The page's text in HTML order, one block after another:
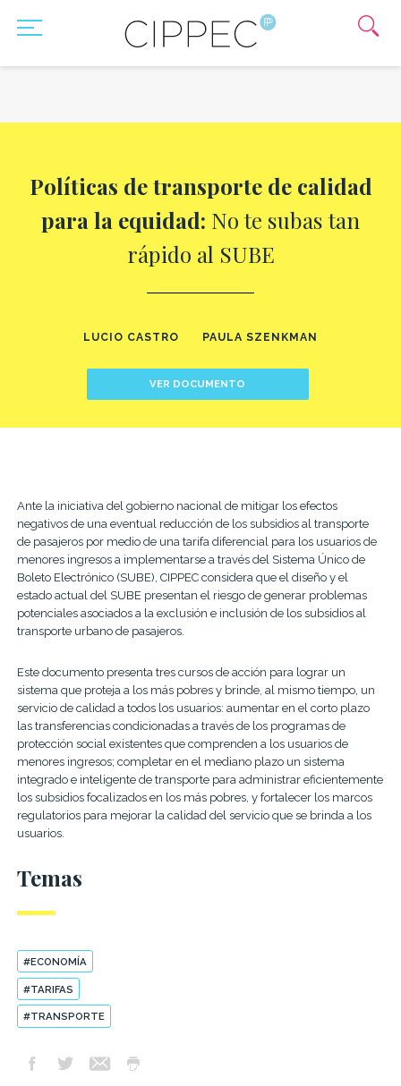
Políticas de transporte de calidad
para la equidad: No te subas tan
rápido al SUBE
LUCIO CASTRO PAULA SZENKMAN
VER DOCUMENTO
Ante la iniciativa del gobierno nacional de mitigar los efectos
negativos de una eventual reducción de los subsidios al transporte
de pasajeros por medio de una tarifa diferencial para los usuarios de
menores ingresos a implementarse a través del Sistema Único de
Boleto Electrónico (SUBE), CIPPEC considera que el diseño y el
estado actual del SUBE presentan el riesgo de generar problemas
potenciales asociados a la exclusión e inclusión de los subsidios al
transporte urbano de pasajeros.
Este documento presenta tres cursos de acción para lograr un
sistema que proteja a los más pobres y brinde, al mismo tiempo, un
servicio de calidad a todos los usuarios: aumentar en el corto plazo
las transferencias condicionadas a través de los programas de
protección social existentes que comprenden a los usuarios de
menores ingresos; completar en el mediano plazo un sistema
integrado e inteligente de transporte para administrar eficientemente
los subsidios focalizados en los más pobres, y fortalecer los marcos
regulatorios para mejorar la calidad del servicio que se brinda a los
usuarios.
Temas
#ECONOMÍA
#TARIFAS
#TRANSPORTE